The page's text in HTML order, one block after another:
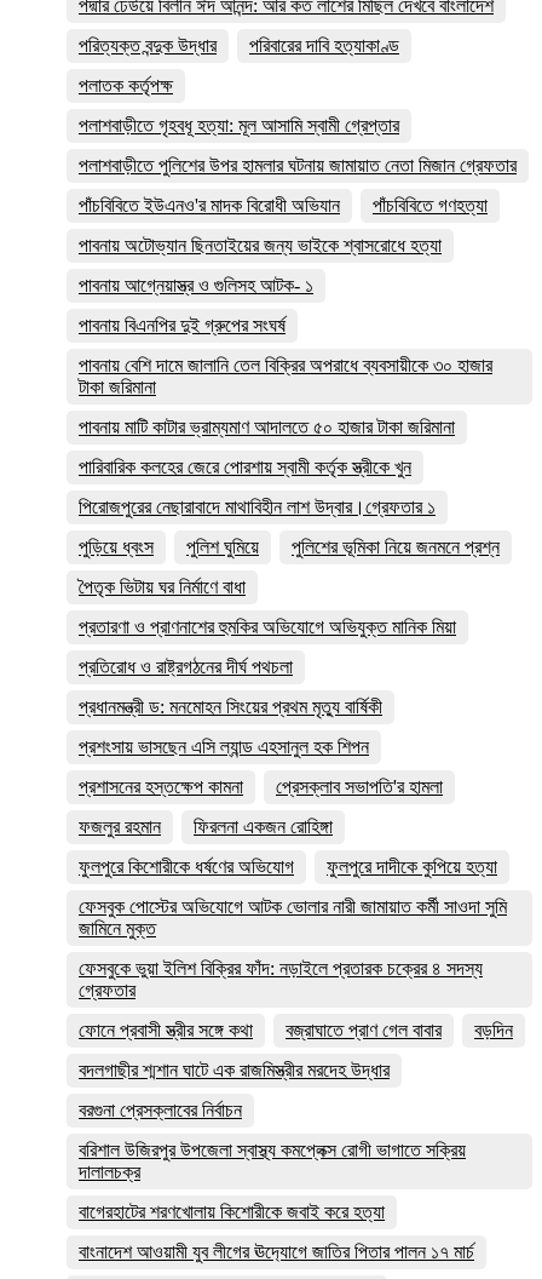
পদ্মার ঢেউয়ে বিলীন ঈদ আনন্দ: আর কত লাশের মিছিল দেখবে বাংলাদেশ
পরিত্যক্ত বন্দুক উদ্ধার
পরিবারের দাবি হত্যাকাণ্ড
পলাতক কর্তৃপক্ষ
পলাশবাড়ীতে গৃহবধূ হত্যা: মূল আসামি স্বামী গ্রেপ্তার
পলাশবাড়ীতে পুলিশের উপর হামলার ঘটনায় জামায়াত নেতা মিজান গ্রেফতার
পাঁচবিবিতে ইউএনও'র মাদক বিরোধী অভিযান
পাঁচবিবিতে গণহত্যা
পাবনায় অটোভ্যান ছিনতাইয়ের জন্য ভাইকে শ্বাসরোধে হত্যা
পাবনায় আগ্নেয়াস্ত্র ও গুলিসহ আটক- ১
পাবনায় বিএনপির দুই গ্রুপের সংঘর্ষ
পাবনায় বেশি দামে জালানি তেল বিক্রির অপরাধে ব্যবসায়ীকে ৩০ হাজার
টাকা জরিমানা
পাবনায় মাটি কাটার ভ্রাম্যমাণ আদালতে ৫০ হাজার টাকা জরিমানা
পারিবারিক কলহের জেরে পোরশায় স্বামী কর্তৃক স্ত্রীকে খুন
পিরোজপুরের নেছারাবাদে মাথাবিহীন লাশ উদ্বার।গ্রেফতার ১
পুড়িয়ে ধ্বংস
পুলিশ ঘুমিয়ে
পুলিশের ভূমিকা নিয়ে জনমনে প্রশ্ন
পৈতৃক ভিটায় ঘর নির্মাণে বাধা
প্রতারণা ও প্রাণনাশের হুমকির অভিযোগে অভিযুক্ত মানিক মিয়া
প্রতিরোধ ও রাষ্ট্রগঠনের দীর্ঘ পথচলা
প্রধানমন্ত্রী ড: মনমোহন সিংয়ের প্রথম মৃত্যু বার্ষিকী
প্রশংসায় ভাসছেন এসি ল্যান্ড এহসানুল হক শিপন
প্রশাসনের হস্তক্ষেপ কামনা
প্রেসক্লাব সভাপতি'র হামলা
ফজলুর রহমান
ফিরলনা একজন রোহিঙ্গা
ফুলপুরে কিশোরীকে ধর্ষণের অভিযোগ
ফুলপুরে দাদীকে কুপিয়ে হত্যা
ফেসবুক পোস্টের অভিযোগে আটক ভোলার নারী জামায়াত কর্মী সাওদা সুমি
জামিনে মুক্ত
ফেসবুকে ভুয়া ইলিশ বিক্রির ফাঁদ: নড়াইলে প্রতারক চক্রের ৪ সদস্য
গ্রেফতার
ফোনে প্রবাসী স্ত্রীর সঙ্গে কথা
বজ্রাঘাতে প্রাণ গেল বাবার
বড়দিন
বদলগাছীর শ্মশান ঘাটে এক রাজমিস্ত্রীর মরদেহ উদ্ধার
বরগুনা প্রেসক্লাবের নির্বাচন
বরিশাল উজিরপুর উপজেলা স্বাস্থ্য কমপ্লেক্স রোগী ভাগাতে সক্রিয়
দালালচক্র
বাগেরহাটের শরণখোলায় কিশোরীকে জবাই করে হত্যা
বাংনাদেশ আওয়ামী যুব লীগের ঊদ‍্যোগে জাতির পিতার পালন ১৭ মার্চ